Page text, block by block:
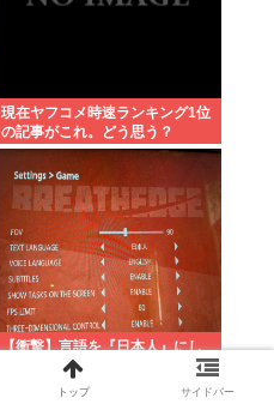
現在ヤフコメ時速ランキング1位
の記事がこれ。どう思う？
【衝撃】言語を『日本人』にし
トップ サイドバー